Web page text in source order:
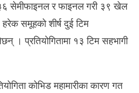
ति
ता
सेमीफाइनल र फाइनल गरी ३९ खेल
समूहको शीर्ष दुई टिम
। प्रतियोगितामा १३ टिम सहभागी
कोभिड महामारीका कारण गत